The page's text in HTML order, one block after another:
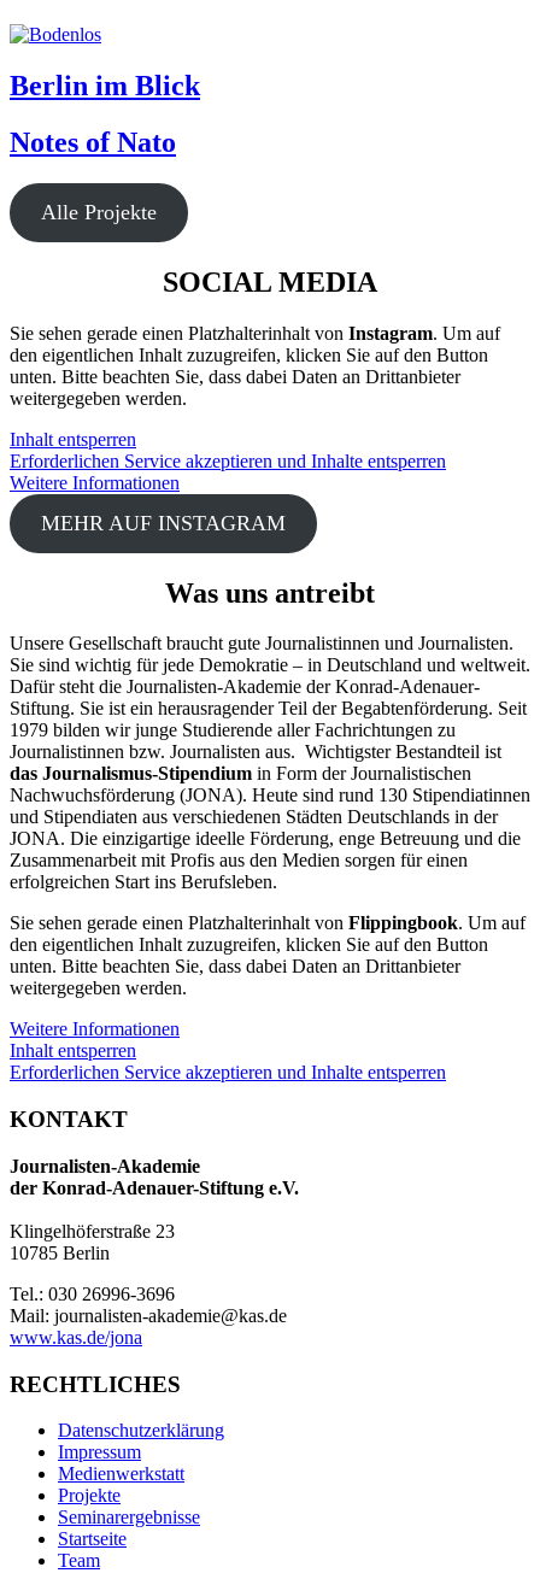
Berlin im Blick
Notes of Nato
Alle Projekte
SOCIAL MEDIA
Sie sehen gerade einen Platzhalterinhalt von Instagram. Um auf
den eigentlichen Inhalt zuzugreifen, klicken Sie auf den Button
unten. Bitte beachten Sie, dass dabei Daten an Drittanbieter
weitergegeben werden.
Inhalt entsperren
Erforderlichen Service akzeptieren und Inhalte entsperren
Weitere Informationen
MEHR AUF INSTAGRAM
Was uns antreibt
Unsere Gesellschaft braucht gute Journalistinnen und Journalisten.
Sie sind wichtig für jede Demokratie – in Deutschland und weltweit.
Dafür steht die Journalisten-Akademie der Konrad-Adenauer-
Stiftung. Sie ist ein herausragender Teil der Begabtenförderung. Seit
1979 bilden wir junge Studierende aller Fachrichtungen zu
Journalistinnen bzw. Journalisten aus. Wichtigster Bestandteil ist
das Journalismus-Stipendium in Form der Journalistischen
Nachwuchsförderung (JONA). Heute sind rund 130 Stipendiatinnen
und Stipendiaten aus verschiedenen Städten Deutschlands in der
JONA. Die einzigartige ideelle Förderung, enge Betreuung und die
Zusammenarbeit mit Profis aus den Medien sorgen für einen
erfolgreichen Start ins Berufsleben.
Sie sehen gerade einen Platzhalterinhalt von Flippingbook. Um auf
den eigentlichen Inhalt zuzugreifen, klicken Sie auf den Button
unten. Bitte beachten Sie, dass dabei Daten an Drittanbieter
weitergegeben werden.
Weitere Informationen
Inhalt entsperren
Erforderlichen Service akzeptieren und Inhalte entsperren
KONTAKT
Journalisten-Akademie
der Konrad-Adenauer-Stiftung e.V.
Klingelhöferstraße 23
10785 Berlin
Tel.: 030 26996-3696
Mail: journalisten-akademie@kas.de
www.kas.de/jona
RECHTLICHES
Datenschutzerklärung
Impressum
Medienwerkstatt
Projekte
Seminarergebnisse
Startseite
Team